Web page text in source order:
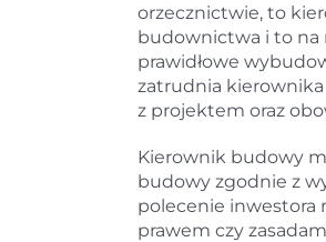
orzecznictwie, to
budownictwa i to na
prawidłowe
zatrudnia
z projektem oraz
Kierownik budowy
budowy zgodnie z
polecenie inwestora
prawem czy